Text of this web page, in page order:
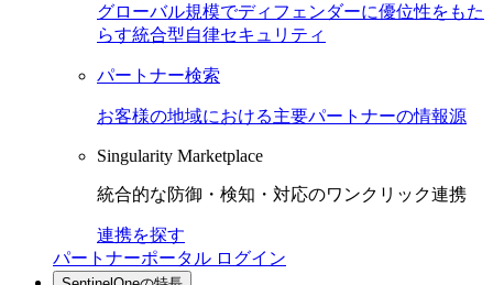
グローバル規模でディフェンダーに優位性をもた
らす統合型自律セキュリティ
パートナー検索
お客様の地域における主要パートナーの情報源
Singularity Marketplace
統合的な防御・検知・対応のワンクリック連携
連携を探す
パートナーポータル ログイン